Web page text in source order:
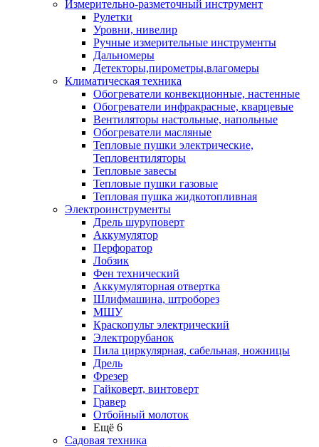
Измерительно-разметочный инструмент
Рулетки
Уровни, нивелир
Ручные измерительные инструменты
Дальномеры
Детекторы,пирометры,влагомеры
Климатическая техника
Обогреватели конвекционные, настенные
Обогреватели инфракрасные, кварцевые
Вентиляторы настольные, напольные
Обогреватели масляные
Тепловые пушки электрические,
Тепловентиляторы
Тепловые завесы
Тепловые пушки газовые
Тепловая пушка жидкотопливная
Электроинструменты
Дрель шуруповерт
Аккумулятор
Перфоратор
Лобзик
Фен технический
Аккумуляторная отвертка
Шлифмашина, штроборез
МШУ
Краскопульт электрический
Электрорубанок
Пила циркулярная, сабельная, ножницы
Дрель
Фрезер
Гайковерт, винтоверт
Гравер
Отбойный молоток
Ещё 6
Садовая техника